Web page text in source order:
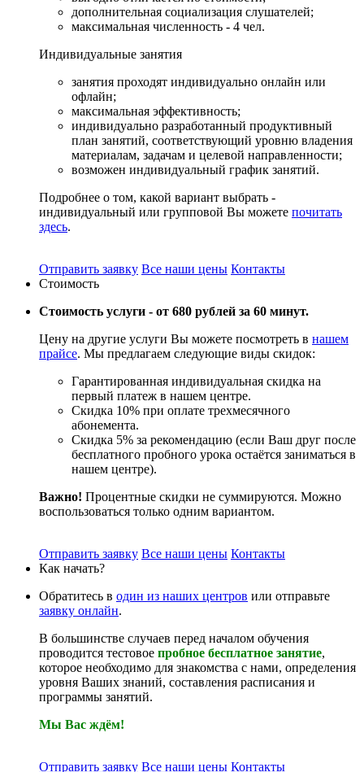
дополнительная социализация слушателей;
максимальная численность - 4 чел.
Индивидуальные занятия
занятия проходят индивидуально онлайн или
офлайн;
максимальная эффективность;
индивидуально разработанный продуктивный
план занятий, соответствующий уровню владения
материалам, задачам и целевой направленности;
возможен индивидуальный график занятий.
Подробнее о том, какой вариант выбрать -
индивидуальный или групповой Вы можете почитать
здесь.
Отправить заявку Все наши цены Контакты
Стоимость
Стоимость услуги - от 680 рублей за 60 минут.
Цену на другие услуги Вы можете посмотреть в нашем
прайсе. Мы предлагаем следующие виды скидок:
Гарантированная индивидуальная скидка на
первый платеж в нашем центре.
Скидка 10% при оплате трехмесячного
абонемента.
Скидка 5% за рекомендацию (если Ваш друг после
бесплатного пробного урока остаётся заниматься в
нашем центре).
Важно! Процентные скидки не суммируются. Можно
воспользоваться только одним вариантом.
Отправить заявку Все наши цены Контакты
Как начать?
Обратитесь в один из наших центров или отправьте
заявку онлайн.
В большинстве случаев перед началом обучения
проводится тестовое пробное бесплатное занятие,
которое необходимо для знакомства с нами, определения
уровня Ваших знаний, составления расписания и
программы занятий.
Мы Вас ждём!
Отправить заявку Все наши цены Контакты